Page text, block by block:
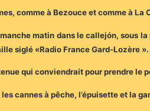
comme à Bezouce et comme à La
matin dans le callejón, sous
siglé «Radio France Gard-Lozère ».
qui conviendrait pour prendre le
cannes à pêche, l’épuisette et la